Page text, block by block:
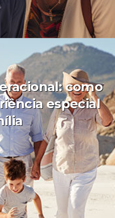
como
especial